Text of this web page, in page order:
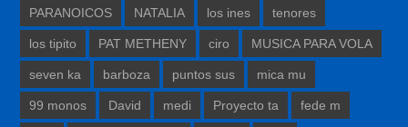
PARANOICOS NATALIA los ines tenores
los tipito PAT METHENY ciro MUSICA PARA VOLA
seven ka barboza puntos sus mica mu
99 monos David medi Proyecto ta fede m